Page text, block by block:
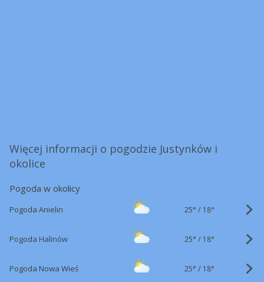
Więcej informacji o pogodzie Justynków i
okolice
Pogoda w okolicy
Pogoda Anielin 25° / 18°
Pogoda Halinów 25° / 18°
Pogoda Nowa Wieś 25° / 18°